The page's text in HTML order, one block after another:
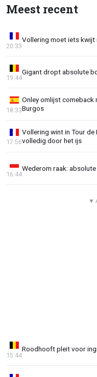
Meest recent
Vollering moet iets kwijt
20:33
Gigant dropt absolute
19:44
Onley omlijst comeback
Burgos
18:33
Vollering wint in Tour
volledig door het ijs
17:56
Wederom raak:
16:44
▼
Roodhooft pleit voor
15:44